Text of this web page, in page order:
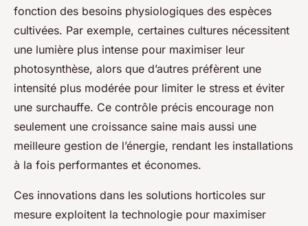
fonction des besoins physiologiques des espèces
cultivées. Par exemple, certaines cultures nécessitent
une lumière plus intense pour maximiser leur
photosynthèse, alors que d’autres préfèrent une
intensité plus modérée pour limiter le stress et éviter
une surchauffe. Ce contrôle précis encourage non
seulement une croissance saine mais aussi une
meilleure gestion de l’énergie, rendant les installations
à la fois performantes et économes.
Ces innovations dans les solutions horticoles sur
mesure exploitent la technologie pour maximiser